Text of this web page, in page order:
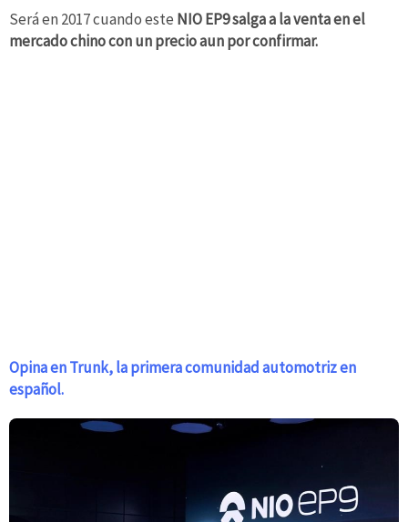
Será en 2017 cuando este NIO EP9 salga a la venta en el
mercado chino con un precio aun por confirmar.
Opina en Trunk, la primera comunidad automotriz en
español.